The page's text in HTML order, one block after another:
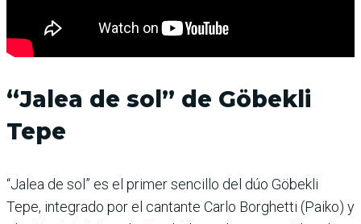
“Jalea de sol” de Göbekli
Tepe
“Jalea de sol” es el primer sencillo del dúo Göbekli
Tepe, integrado por el cantante Carlo Borghetti (Paiko) y